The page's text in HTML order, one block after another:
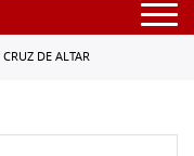
CRUZ DE ALTAR